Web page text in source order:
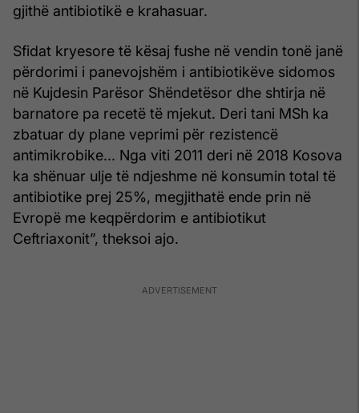
gjithë antibiotikë e krahasuar.
Sfidat kryesore të kësaj fushe në vendin tonë janë
përdorimi i panevojshëm i antibiotikëve sidomos
në Kujdesin Parësor Shëndetësor dhe shtirja në
barnatore pa recetë të mjekut. Deri tani MSh ka
zbatuar dy plane veprimi për rezistencë
antimikrobike... Nga viti 2011 deri në 2018 Kosova
ka shënuar ulje të ndjeshme në konsumin total të
antibiotike prej 25%, megjithatë ende prin në
Evropë me keqpërdorim e antibiotikut
Ceftriaxonit”, theksoi ajo.